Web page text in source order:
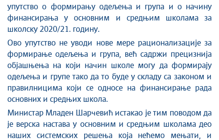
упутство о формирању одељења и група и о начину
финансирања у основним и средњим школама за
школску 2020/21. годину.
Ово упутство не уводи нове мере рационализације за
формирање одељења и група, већ садржи прецизнија
објашњења на који начин школе могу да формирају
одељења и групе тако да то буде у складу са законом и
правилницима који се односе на финансирање рада
основних и средњих школа.
Министар Младен Шарчевић истакао је тим поводом да
је верска настава у основним и средњим школама део
наших системских решења која нећемо мењати, и